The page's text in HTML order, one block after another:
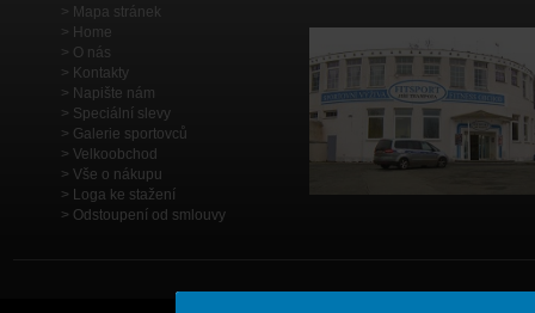
Mapa stránek
Home
O nás
Kontakty
Napište nám
Speciální slevy
Galerie sportovců
Velkoobchod
Vše o nákupu
Loga ke stažení
Odstoupení od smlouvy